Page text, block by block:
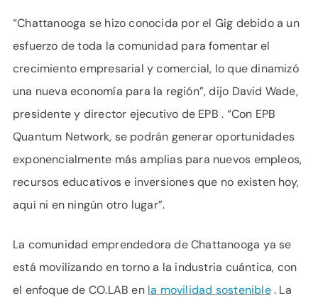
“Chattanooga se hizo conocida por el Gig debido a un
esfuerzo de toda la comunidad para fomentar el
crecimiento empresarial y comercial, lo que dinamizó
una nueva economía para la región”, dijo David Wade,
presidente y director ejecutivo de EPB . “Con EPB
Quantum Network, se podrán generar oportunidades
exponencialmente más amplias para nuevos empleos,
recursos educativos e inversiones que no existen hoy,
aquí ni en ningún otro lugar”.
La comunidad emprendedora de Chattanooga ya se
está movilizando en torno a la industria cuántica, con
el enfoque de CO.LAB en la movilidad sostenible. La